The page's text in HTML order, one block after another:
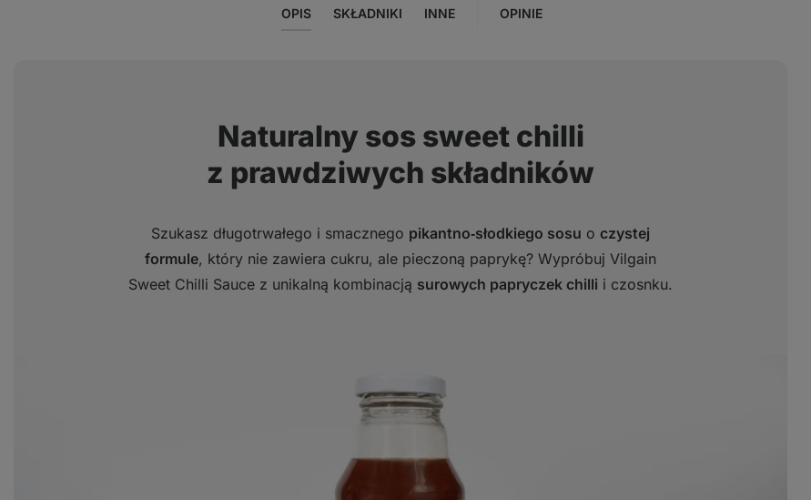
OPIS SKŁADNIKI INNE OPINIE
Naturalny sos sweet chilli
z prawdziwych składników
Szukasz długotrwałego i smacznego pikantno‑słodkiego sosu o czystej
formule, który nie zawiera cukru, ale pieczoną paprykę? Wypróbuj Vilgain
Sweet Chilli Sauce z unikalną kombinacją surowych papryczek chilli i czosnku.